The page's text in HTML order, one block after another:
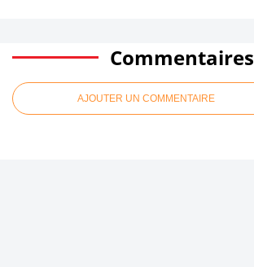
Commentaires
AJOUTER UN COMMENTAIRE